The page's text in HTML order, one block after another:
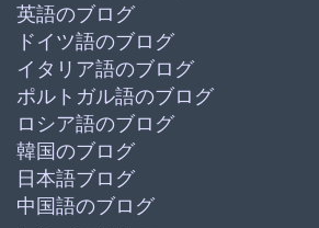
英語のブログ
ドイツ語のブログ
イタリア語のブログ
ポルトガル語のブログ
ロシア語のブログ
韓国のブログ
日本語ブログ
中国語のブログ